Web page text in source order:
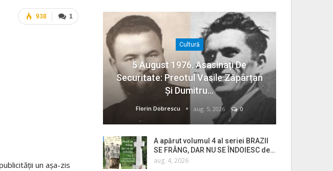
1
938
un aşa-zis
Cultură
5 August 1976. Asasinați De
Securitate: Preotul Vasile Zăpârțan
Și Dumitru…
Florin Dobrescu aug. 5, 2026 0
A apărut volumul 4 al seriei BRAZII
SE FRÂNG, DAR NU SE ÎNDOIESC de…
aug. 4, 2026